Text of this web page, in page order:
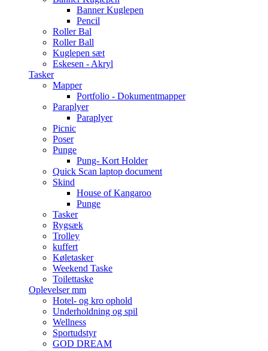
Banner Kuglepen
Pencil
Roller Bal
Roller Ball
Kuglepen sæt
Eskesen - Akryl
Tasker
Mapper
Portfolio - Dokumentmapper
Paraplyer
Paraplyer
Picnic
Poser
Punge
Pung- Kort Holder
Quick Scan laptop document
Skind
House of Kangaroo
Punge
Tasker
Rygsæk
Trolley
kuffert
Køletasker
Weekend Taske
Toilettaske
Oplevelser mm
Hotel- og kro ophold
Underholdning og spil
Wellness
Sportudstyr
GOD DREAM